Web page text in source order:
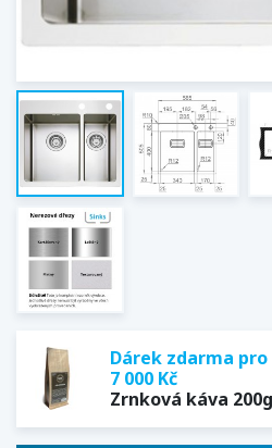
Dárek zdarma
7 000 Kč
Zrnková káva 200g